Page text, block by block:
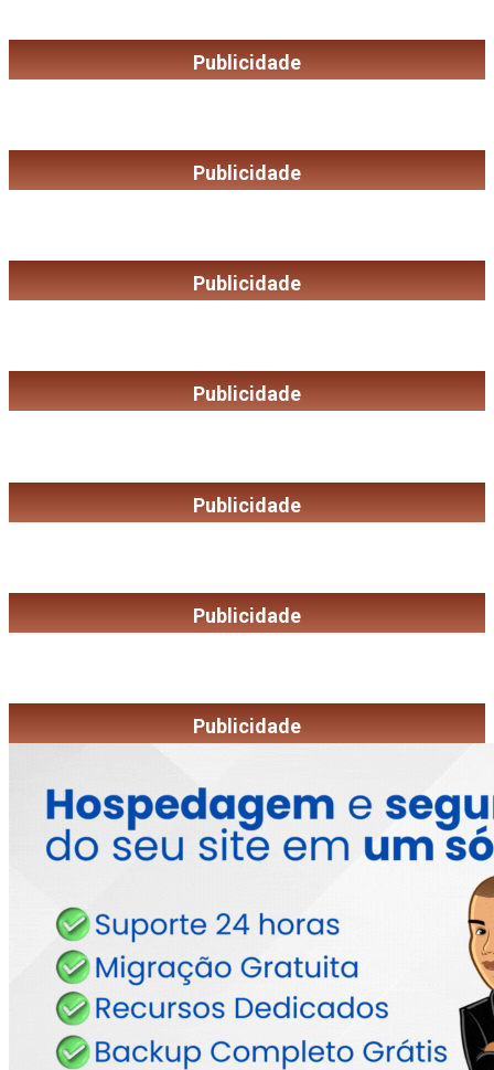
Publicidade
Publicidade
Publicidade
Publicidade
Publicidade
Publicidade
Publicidade